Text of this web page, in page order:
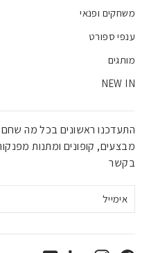
משחקים ופנאי
ענפי ספורט
מותגים
NEW IN
התעדכנו ראשונים בכל מה
מבצעים, קופונים ומתנות
בקשר
אימייל